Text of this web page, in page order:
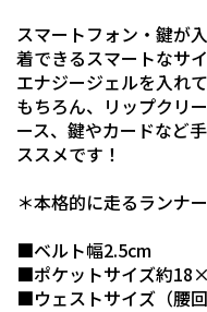
スマートフォン・鍵が
着できるスマートなサイ
エナジージェルを入れ
もちろん、リップクリ
ース、鍵やカードなど
ススメです！
＊本格的に走るランナ
■ベルト幅2.5cm
■ポケットサイズ約
■ウェストサイズ（腰